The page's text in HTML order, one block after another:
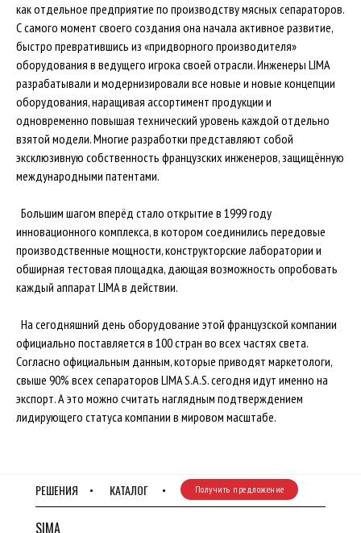
как отдельное предприятие по производству мясных сепараторов.
С самого момент своего создания она начала активное развитие,
быстро превратившись из «придворного производителя»
оборудования в ведущего игрока своей отрасли. Инженеры LIMA
разрабатывали и модернизировали все новые и новые концепции
оборудования, наращивая ассортимент продукции и
одновременно повышая технический уровень каждой отдельно
взятой модели. Многие разработки представляют собой
эксклюзивную собственность французских инженеров, защищённую
международными патентами.
Большим шагом вперёд стало открытие в 1999 году
инновационного комплекса, в котором соединились передовые
производственные мощности, конструкторские лаборатории и
обширная тестовая площадка, дающая возможность опробовать
каждый аппарат LIMA в действии.
На сегодняшний день оборудование этой французской компании
официально поставляется в 100 стран во всех частях света.
Согласно официальным данным, которые приводят маркетологи,
свыше 90% всех сепараторов LIMA S.A.S. сегодня идут именно на
экспорт. А это можно считать наглядным подтверждением
лидирующего статуса компании в мировом масштабе.
SIMA
РЕШЕНИЯ КАТАЛОГ Получить предложение